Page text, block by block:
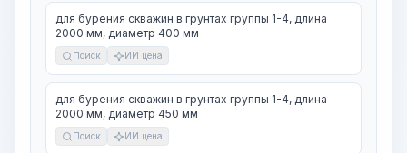
для бурения скважин в грунтах группы 1-4, длина
2000 мм, диаметр 400 мм
Поиск ИИ цена
для бурения скважин в грунтах группы 1-4, длина
2000 мм, диаметр 450 мм
Поиск ИИ цена